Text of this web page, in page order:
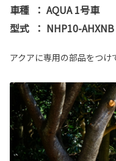
車種 ： AQUA 1号車
型式 ： NHP10-AHXNB
アクアに専用の部品をつけ